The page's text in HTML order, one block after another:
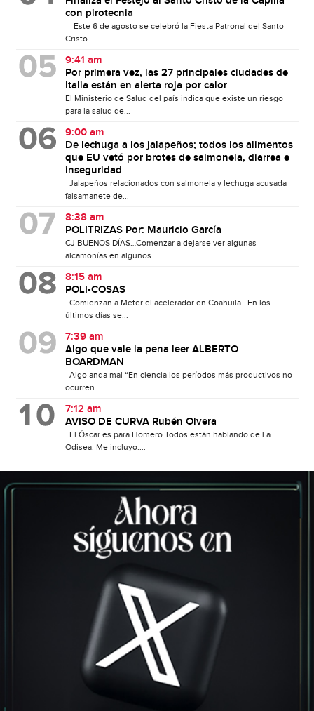
con pirotecnia
Este 6 de agosto se celebró la Fiesta Patronal del Santo
Cristo...
9:41 am
Por primera vez, las 27 principales ciudades de
Italia están en alerta roja por calor
El Ministerio de Salud del país indica que existe un riesgo
para la salud de...
9:00 am
De lechuga a los jalapeños; todos los alimentos
que EU vetó por brotes de salmonela, diarrea e
inseguridad
Jalapeños relacionados con salmonela y lechuga acusada
falsamanete de...
8:38 am
POLITRIZAS Por: Mauricio García
CJ BUENOS DÍAS…Comenzar a dejarse ver algunas
alcamonías en algunos...
8:15 am
POLI-COSAS
Comienzan a Meter el acelerador en Coahuila. En los
últimos días se...
7:39 am
Algo que vale la pena leer ALBERTO
BOARDMAN
Algo anda mal “En ciencia los períodos más productivos no
ocurren...
7:12 am
AVISO DE CURVA Rubén Olvera
El Óscar es para Homero Todos están hablando de La
Odisea. Me incluyo....